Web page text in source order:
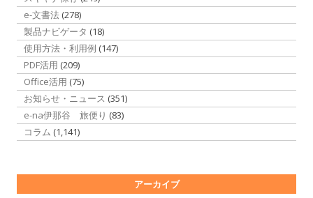
e-文書法 (278)
製品ナビゲータ (18)
使用方法・利用例 (147)
PDF活用 (209)
Office活用 (75)
お知らせ・ニュース (351)
e-na伊那谷 旅便り (83)
コラム (1,141)
アーカイブ